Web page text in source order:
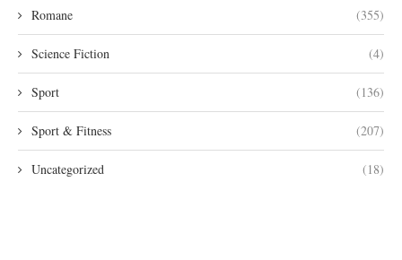
Romane (355)
Science Fiction (4)
Sport (136)
Sport & Fitness (207)
Uncategorized (18)